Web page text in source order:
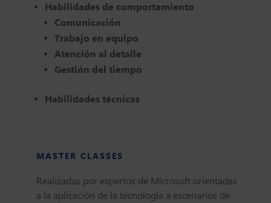
Habilidades de comportamiento
Comunicación
Trabajo en equipo
Atención al detalle
Gestión del tiempo
Habilidades técnicas
MASTER CLASSES
Realizadas por expertos de Microsoft orientadas
a la aplicación de la tecnología a escenarios de